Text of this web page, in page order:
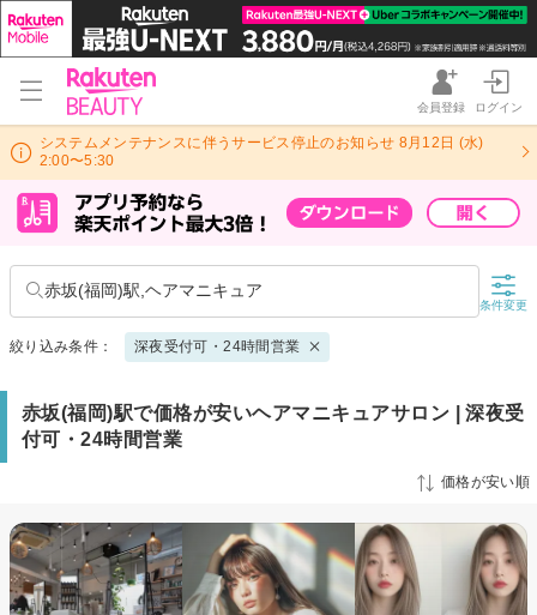
会員登録 ログイン
システムメンテナンスに伴うサービス停止のお知らせ 8月12日 (水)
2:00〜5:30
赤坂(福岡)駅,ヘアマニキュア
条件変更
絞り込み条件： 深夜受付可・24時間営業
赤坂(福岡)駅で価格が安いヘアマニキュアサロン | 深夜受
付可・24時間営業
価格が安い順